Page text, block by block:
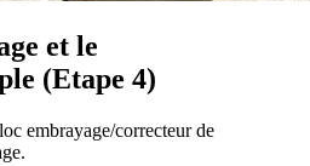
et le
(Etape 4)
embrayage/correcteur de